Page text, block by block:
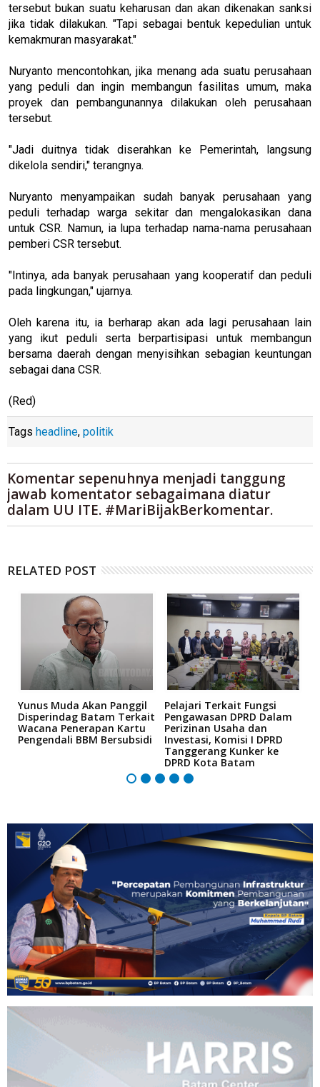
tersebut bukan suatu keharusan dan akan dikenakan sanksi
jika tidak dilakukan. "Tapi sebagai bentuk kepedulian untuk
kemakmuran masyarakat."
Nuryanto mencontohkan, jika menang ada suatu perusahaan
yang peduli dan ingin membangun fasilitas umum, maka
proyek dan pembangunannya dilakukan oleh perusahaan
tersebut.
"Jadi duitnya tidak diserahkan ke Pemerintah, langsung
dikelola sendiri," terangnya.
Nuryanto menyampaikan sudah banyak perusahaan yang
peduli terhadap warga sekitar dan mengalokasikan dana
untuk CSR. Namun, ia lupa terhadap nama-nama perusahaan
pemberi CSR tersebut.
"Intinya, ada banyak perusahaan yang kooperatif dan peduli
pada lingkungan," ujarnya.
Oleh karena itu, ia berharap akan ada lagi perusahaan lain
yang ikut peduli serta berpartisipasi untuk membangun
bersama daerah dengan menyisihkan sebagian keuntungan
sebagai dana CSR.
(Red)
Tags headline, politik
Komentar sepenuhnya menjadi tanggung
jawab komentator sebagaimana diatur
dalam UU ITE. #MariBijakBerkomentar.
RELATED POST
Yunus Muda Akan Panggil
Disperindag Batam Terkait
Wacana Penerapan Kartu
Pengendali BBM Bersubsidi
Pelajari Terkait Fungsi
Pengawasan DPRD Dalam
Perizinan Usaha dan
Investasi, Komisi I DPRD
Tanggerang Kunker ke
DPRD Kota Batam